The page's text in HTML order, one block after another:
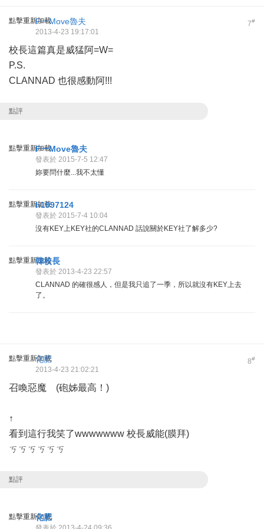
點擊重新加載 7#
F一Move魯夫
2013-4-23 19:17:01
校長這篇真是威猛阿=W=
P.S.
CLANNAD 也很感動阿!!!
點評
點擊重新加載F一Move魯夫
發表於 2015-7-5 12:47
妳要問什麼...我不太懂
點擊重新加載h1997124
發表於 2015-7-4 10:04
沒有KEY上KEY社的CLANNAD 話說關於KEY社了解多少?
點擊重新加載
韓校長
發表於 2013-4-23 22:57
CLANNAD 的確很感人，但是我只追了一季，所以就沒有KEY上去
了。
點擊重新加載 8#
化肥
2013-4-23 21:02:21
召喚惡魔 (砲姊最高！)
↑
看到這行我笑了wwwwwww 校長威能(膜拜)
ㄎㄎㄎㄎㄎㄎ
點評
點擊重新加載
化肥